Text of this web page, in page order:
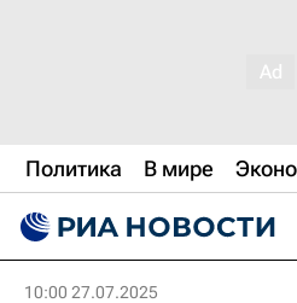
Политика В мире
10:00 27.07.2025